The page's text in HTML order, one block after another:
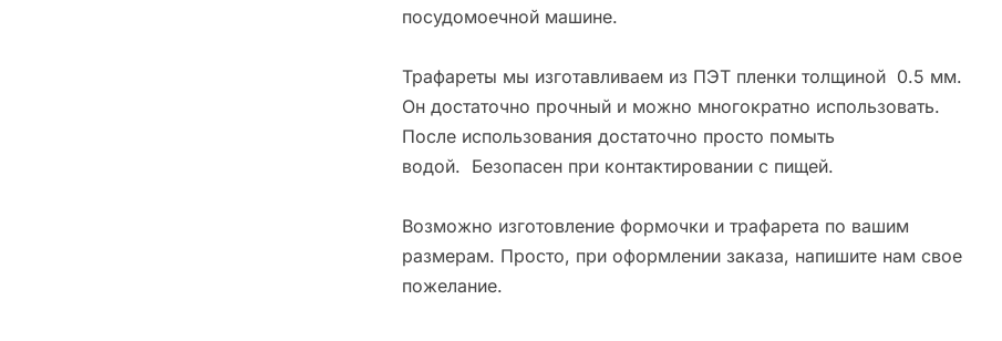
посудомоечной машине.
Трафареты мы изготавливаем из ПЭТ пленки толщиной 0.5 мм.
Он достаточно прочный и можно многократно использовать.
После использования достаточно просто помыть
водой. Безопасен при контактировании с пищей.
Возможно изготовление формочки и трафарета по вашим
размерам. Просто, при оформлении заказа, напишите нам свое
пожелание.